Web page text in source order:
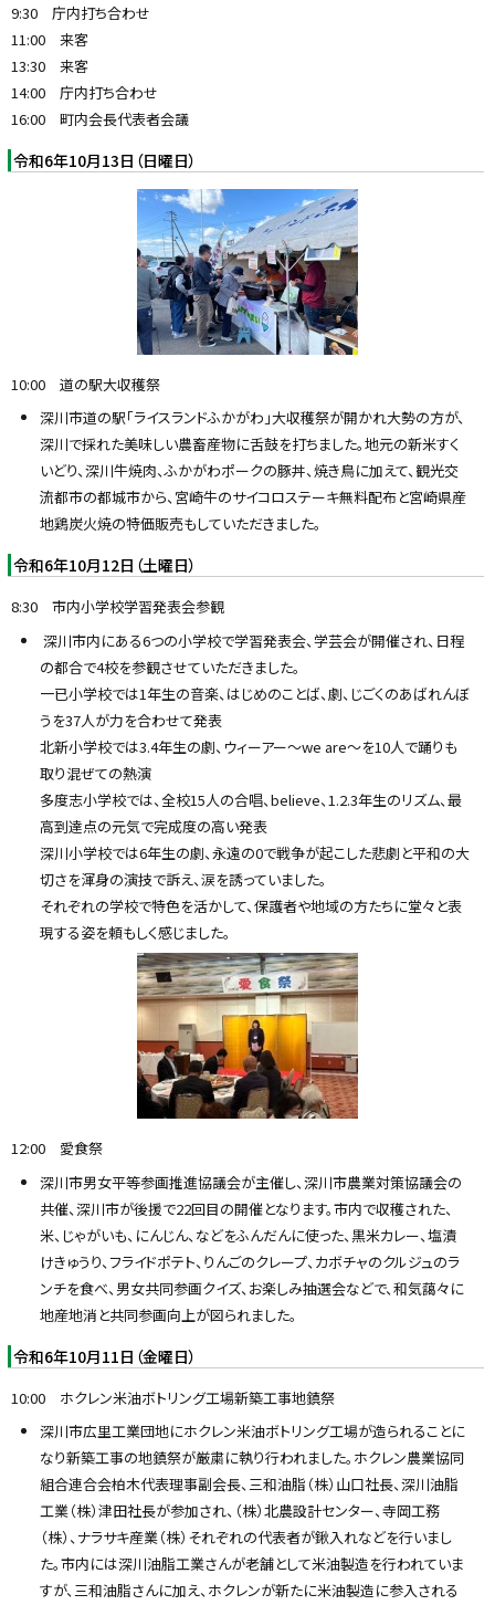
9:30 庁内打ち合わせ
11:00 来客
13:30 来客
14:00 庁内打ち合わせ
16:00 町内会長代表者会議
令和6年10月13日（日曜日）
10:00 道の駅大収穫祭
深川市道の駅「ライスランドふかがわ」大収穫祭が開かれ大勢の方が、
深川で採れた美味しい農畜産物に舌鼓を打ちました。地元の新米すく
いどり、深川牛焼肉、ふかがわポークの豚丼、焼き鳥に加えて、観光交
流都市の都城市から、宮崎牛のサイコロステーキ無料配布と宮崎県産
地鶏炭火焼の特価販売もしていただきました。
令和6年10月12日（土曜日）
8:30 市内小学校学習発表会参観
深川市内にある6つの小学校で学習発表会、学芸会が開催され、日程
の都合で4校を参観させていただきました。
一已小学校では1年生の音楽、はじめのことば、劇、じごくのあばれんぼ
うを37人が力を合わせて発表
北新小学校では3.4年生の劇、ウィーアー〜we are〜を10人で踊りも
取り混ぜての熱演
多度志小学校では、全校15人の合唱、believe、1.2.3年生のリズム、最
高到達点の元気で完成度の高い発表
深川小学校では6年生の劇、永遠の0で戦争が起こした悲劇と平和の大
切さを渾身の演技で訴え、涙を誘っていました。
それぞれの学校で特色を活かして、保護者や地域の方たちに堂々と表
現する姿を頼もしく感じました。
12:00 愛食祭
深川市男女平等参画推進協議会が主催し、深川市農業対策協議会の
共催、深川市が後援で22回目の開催となります。市内で収穫された、
米、じゃがいも、にんじん、などをふんだんに使った、黒米カレー、塩漬
けきゅうり、フライドポテト、りんごのクレープ、カボチャのクルジュのラ
ンチを食べ、男女共同参画クイズ、お楽しみ抽選会などで、和気藹々に
地産地消と共同参画向上が図られました。
令和6年10月11日（金曜日）
10:00 ホクレン米油ボトリング工場新築工事地鎮祭
深川市広里工業団地にホクレン米油ボトリング工場が造られることに
なり新築工事の地鎮祭が厳粛に執り行われました。ホクレン農業協同
組合連合会柏木代表理事副会長、三和油脂（株）山口社長、深川油脂
工業（株）津田社長が参加され、（株）北農設計センター、寺岡工務
（株）、ナラサキ産業（株）それぞれの代表者が鍬入れなどを行いまし
た。市内には深川油脂工業さんが老舗として米油製造を行われていま
すが、三和油脂さんに加え、ホクレンが新たに米油製造に参入される